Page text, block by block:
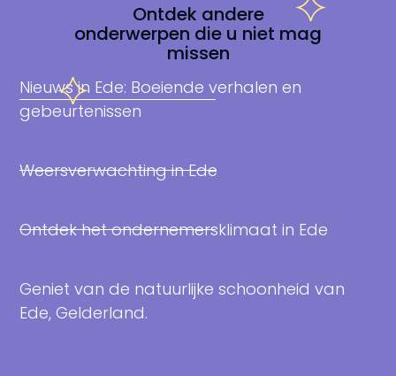
Ontdek andere
onderwerpen die u niet mag
missen
Nieuws in Ede: Boeiende verhalen en
gebeurtenissen
Weersverwachting in Ede
Ontdek het ondernemersklimaat in Ede
Geniet van de natuurlijke schoonheid van
Ede, Gelderland.